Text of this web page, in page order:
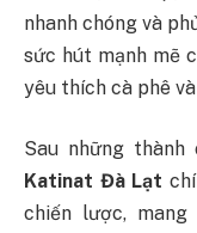
nhanh chóng và
sức hút mạnh mẽ
yêu thích cà phê
Sau những
Katinat Đà Lạt
chiến lược,